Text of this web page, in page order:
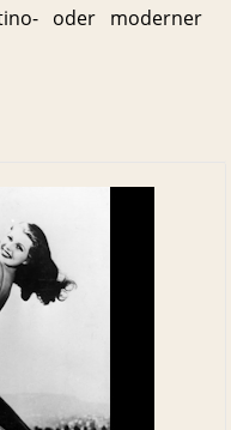
oder moderner